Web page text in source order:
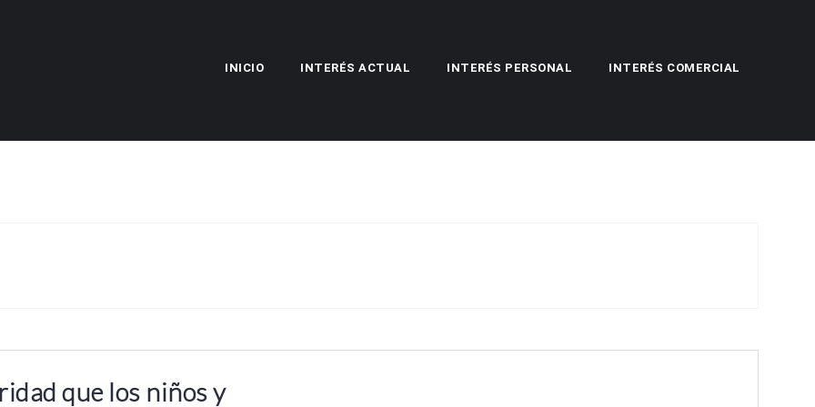
INICIO INTERÉS ACTUAL INTERÉS PERSONAL INTERÉS COMERCIAL
que los niños y